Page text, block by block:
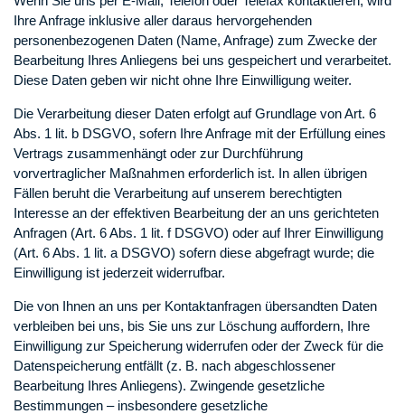
Ihre Anfrage inklusive aller daraus hervorgehenden
personenbezogenen Daten (Name, Anfrage) zum Zwecke der
Bearbeitung Ihres Anliegens bei uns gespeichert und verarbeitet.
Diese Daten geben wir nicht ohne Ihre Einwilligung weiter.
Die Verarbeitung dieser Daten erfolgt auf Grundlage von Art. 6
Abs. 1 lit. b DSGVO, sofern Ihre Anfrage mit der Erfüllung eines
Vertrags zusammenhängt oder zur Durchführung
vorvertraglicher Maßnahmen erforderlich ist. In allen übrigen
Fällen beruht die Verarbeitung auf unserem berechtigten
Interesse an der effektiven Bearbeitung der an uns gerichteten
Anfragen (Art. 6 Abs. 1 lit. f DSGVO) oder auf Ihrer Einwilligung
(Art. 6 Abs. 1 lit. a DSGVO) sofern diese abgefragt wurde; die
Einwilligung ist jederzeit widerrufbar.
Die von Ihnen an uns per Kontaktanfragen übersandten Daten
verbleiben bei uns, bis Sie uns zur Löschung auffordern, Ihre
Einwilligung zur Speicherung widerrufen oder der Zweck für die
Datenspeicherung entfällt (z. B. nach abgeschlossener
Bearbeitung Ihres Anliegens). Zwingende gesetzliche
Bestimmungen – insbesondere gesetzliche